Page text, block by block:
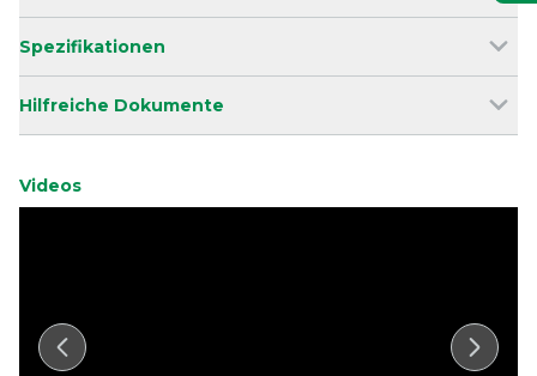
Spezifikationen
Hilfreiche Dokumente
Videos